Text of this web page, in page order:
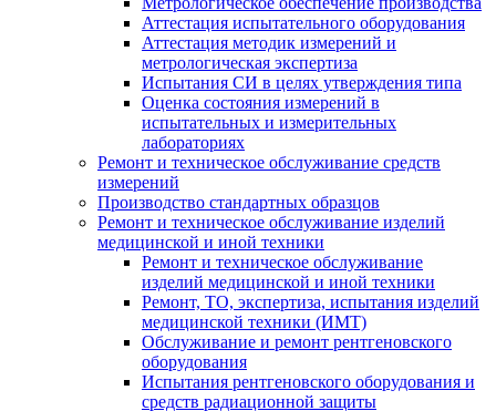
Аттестация испытательного оборудования
Аттестация методик измерений и
метрологическая экспертиза
Испытания СИ в целях утверждения типа
Оценка состояния измерений в
испытательных и измерительных
лабораториях
Ремонт и техническое обслуживание средств
измерений
Производство стандартных образцов
Ремонт и техническое обслуживание изделий
медицинской и иной техники
Ремонт и техническое обслуживание
изделий медицинской и иной техники
Ремонт, ТО, экспертиза, испытания изделий
медицинской техники (ИМТ)
Обслуживание и ремонт рентгеновского
оборудования
Испытания рентгеновского оборудования и
средств радиационной защиты